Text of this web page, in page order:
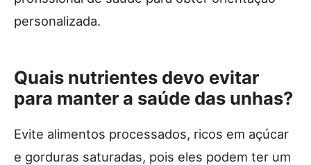
personalizada.
Quais nutrientes devo evitar
para manter a saúde das unhas?
Evite alimentos processados, ricos em açúcar
e gorduras saturadas, pois eles podem ter um